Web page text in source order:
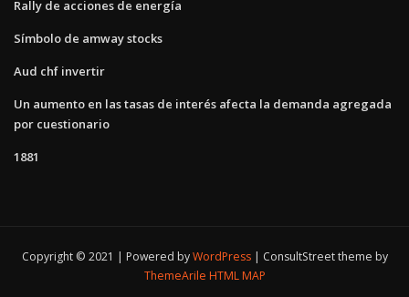
Rally de acciones de energía
Símbolo de amway stocks
Aud chf invertir
Un aumento en las tasas de interés afecta la demanda agregada
por cuestionario
1881
Copyright © 2021 | Powered byWordPress
ConsultStreet theme by
ThemeArile HTML MAP